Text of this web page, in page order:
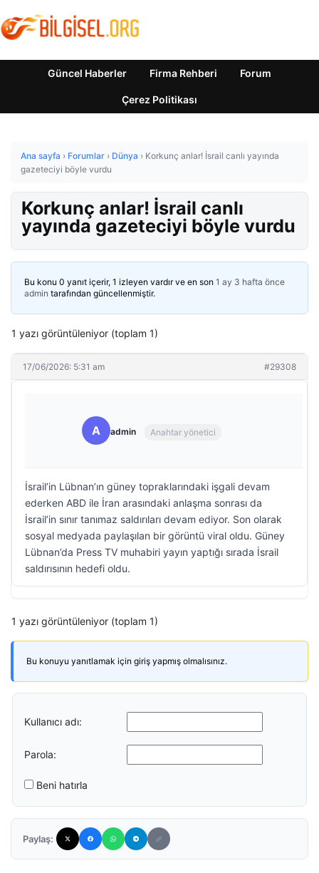
Güncel Haberler Firma Rehberi Forum
Çerez Politikası
Ana sayfa › Forumlar › Dünya › Korkunç anlar! İsrail canlı yayında
gazeteciyi böyle vurdu
Korkunç anlar! İsrail canlı
yayında gazeteciyi böyle vurdu
Bu konu 0 yanıt içerir, 1 izleyen vardır ve en son 1 ay 3 hafta önce
admin tarafından güncellenmiştir.
1 yazı görüntüleniyor (toplam 1)
17/06/2026: 5:31 am #29308
A admin Anahtar yönetici
İsrail’in Lübnan’ın güney topraklarındaki işgali devam
ederken ABD ile İran arasındaki anlaşma sonrası da
İsrail’in sınır tanımaz saldırıları devam ediyor. Son olarak
sosyal medyada paylaşılan bir görüntü viral oldu. Güney
Lübnan’da Press TV muhabiri yayın yaptığı sırada İsrail
saldırısının hedefi oldu.
1 yazı görüntüleniyor (toplam 1)
Bu konuyu yanıtlamak için giriş yapmış olmalısınız.
Kullanıcı adı:
Parola:
Beni hatırla
Paylaş: